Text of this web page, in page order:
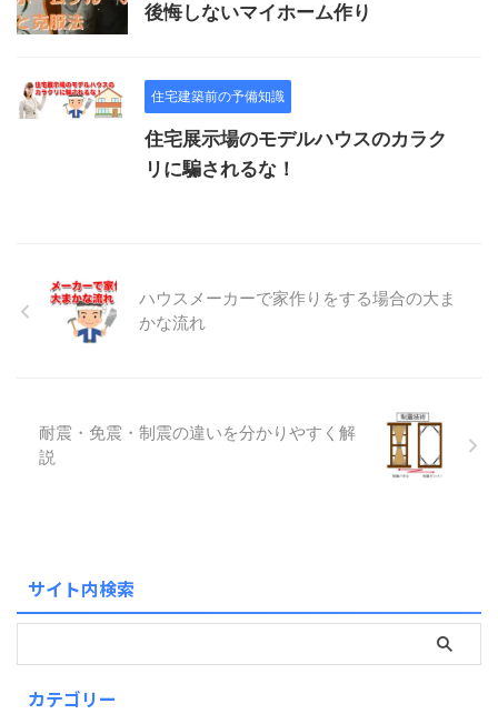
後悔しないマイホーム作り
住宅建築前の予備知識
住宅展示場のモデルハウスのカラク
リに騙されるな！
ハウスメーカーで家作りをする場合の大ま
かな流れ
耐震・免震・制震の違いを分かりやすく解
説
サイト内検索
カテゴリー